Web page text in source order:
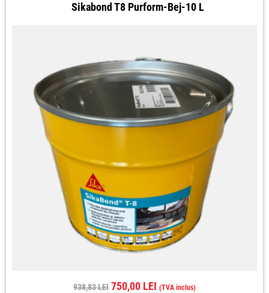
Sikabond T8 Purform-Bej-10 L
938,83 LEI 750,00 LEI (TVA inclus)